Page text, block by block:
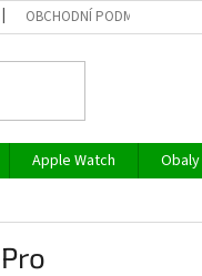
OBCHODNÍ PODMÍNKY
Apple Watch Obaly